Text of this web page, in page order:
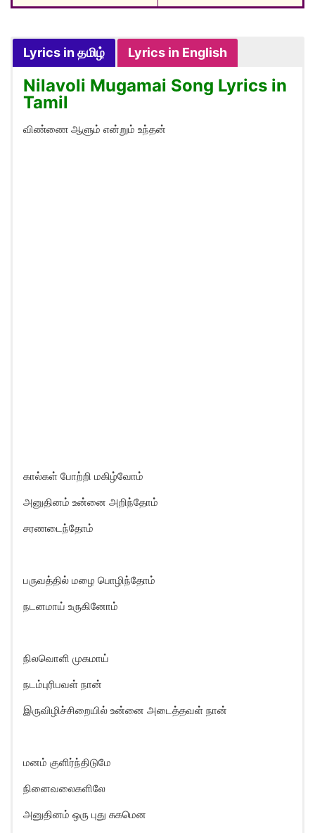
Lyrics in தமிழ் Lyrics in English
Nilavoli Mugamai Song Lyrics in
Tamil
விண்ணை ஆளும் என்றும் உந்தன்
கால்கள் போற்றி மகிழ்வோம்
அனுதினம் உன்னை அறிந்தோம்
சரணடைந்தோம்
பருவத்தில் மழை பொழிந்தோம்
நடனமாய் உருகினோம்
நிலவொளி முகமாய்
நடம்புரிபவள் நான்
இருவிழிச்சிறையில் உன்னை அடைத்தவள் நான்
மனம் குளிர்ந்திடுமே
நினைவலைகளிலே
அனுதினம் ஒரு புது சுகமென